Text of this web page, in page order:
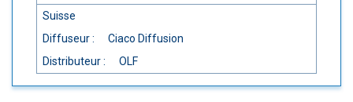
Suisse
Diffuseur :
Ciaco Diffusion
Distributeur :
OLF